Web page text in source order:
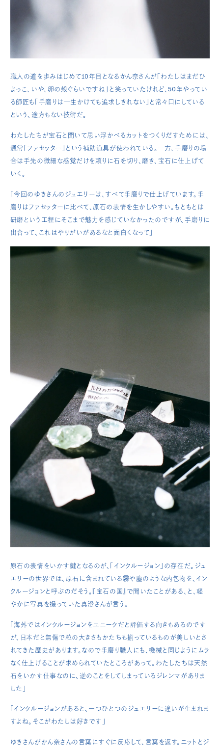
職人の道を歩みはじめて10年目となるかん奈さんが「わたしはまだひ
よっこ、いや、卵の殻ぐらいですね」と笑っていたけれど、50年やってい
る師匠も「手磨りは一生かけても追求しきれない」と常々口にしている
という、途方もない技術だ。
わたしたちが宝石と聞いて思い浮かべるカットをつくりだすためには、
通常「ファセッター」という補助道具が使われている。一方、手磨りの場
合は手先の微細な感覚だけを頼りに石を切り、磨き、宝石に仕上げて
いく。
「今回のゆきさんのジュエリーは、すべて手磨りで仕上げています。手
磨りはファセッターに比べて、原石の表情を生かしやすい。もともとは
研磨という工程にそこまで魅力を感じていなかったのですが、手磨りに
出合って、これはやりがいがあるなと面白くなって」
原石の表情をいかす鍵となるのが、「インクルージョン」の存在だ。ジュ
エリーの世界では、原石に含まれている霧や塵のような内包物を、イン
クルージョンと呼ぶのだそう。『宝石の国』で聞いたことがある、と、軽
やかに写真を撮っていた真澄さんが言う。
「海外ではインクルージョンをユニークだと評価する向きもあるのです
が、日本だと無傷で粒の大きさもかたちも揃っているものが美しいとさ
れてきた歴史があります。なので手磨り職人にも、機械と同じようにムラ
なく仕上げることが求められていたところがあって。わたしたちは天然
石をいかす仕事なのに、逆のことをしてしまっているジレンマがありま
した」
「インクルージョンがあると、一つひとつのジュエリーに違いが生まれま
すよね。そこがわたしは好きです」
ゆきさんがかん奈さんの言葉にすぐに反応して、言葉を返す。ニットとジ